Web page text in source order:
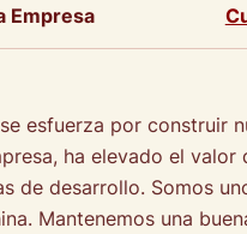
Empresa
esfuerza por construir
ha elevado el
de desarrollo. Somos
Mantenemos una